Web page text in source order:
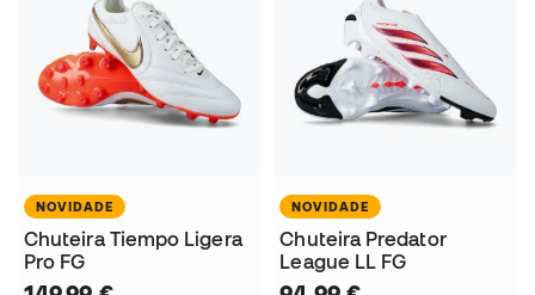
NOVIDADE
Chuteira Tiempo Ligera
Pro FG
NOVIDADE
Chuteira Predator
League LL FG